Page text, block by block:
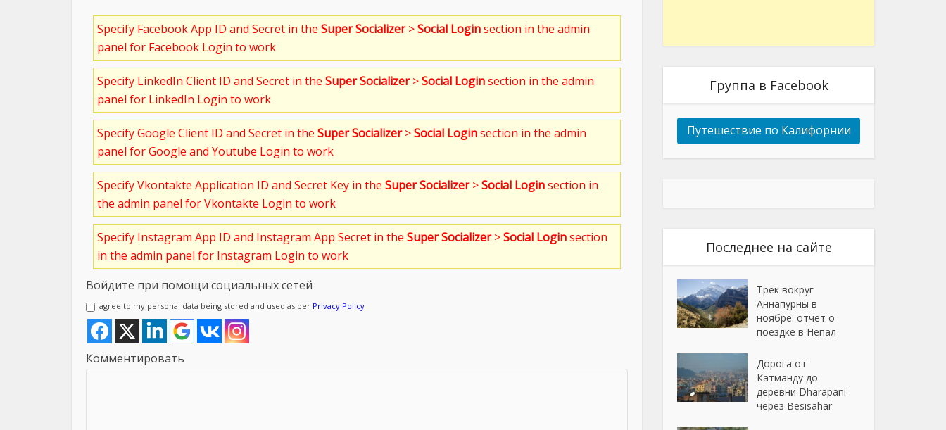
Specify Facebook App ID and Secret in the Super Socializer>Social Loginsection in the admin
panel for Facebook Login to work
Specify LinkedIn Client ID and Secret in the Super Socializer>Social Loginsection in the admin
panel for LinkedIn Login to work
Specify Google Client ID and Secret in the Super Socializer>Social Loginsection in the admin
panel for Google and Youtube Login to work
Specify Vkontakte Application ID and Secret Key in the Super Socializer>Social Loginsection in
the admin panel for Vkontakte Login to work
Specify Instagram App ID and Instagram App Secret in the Super Socializer>Social Loginsection
in the admin panel for Instagram Login to work
Войдите при помощи социальных сетей
I agree to my personal data being stored and used as per Privacy Policy
Комментировать
Группа в Facebook
Путешествие по Калифорнии
Последнее на сайте
Трек вокруг
Аннапурны в
ноябре: отчет о
поездке в Непал
Дорога от
Катманду до
деревни Dharapani
через Besisahar